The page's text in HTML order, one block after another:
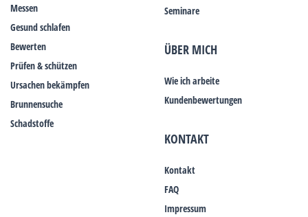
Messen
Gesund schlafen
Bewerten
Prüfen & schützen
Ursachen bekämpfen
Brunnensuche
Schadstoffe
Seminare
ÜBER MICH
Wie ich arbeite
Kundenbewertungen
KONTAKT
Kontakt
FAQ
Impressum